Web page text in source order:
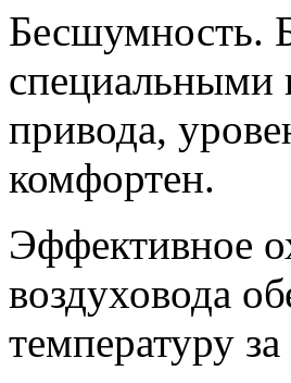
Бесшумность.
специальными
привода,
комфортен.
Эффективное
воздуховода
температуру